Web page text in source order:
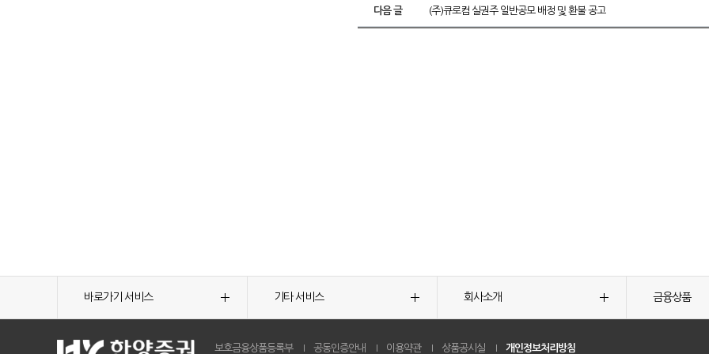
다음 글 (주)큐로컴 실권주 일반공모 배정 및 환불 공고
바로가기 서비스 기타 서비스 회사소개 금융상품
보호금융상품등록부 공동인증안내 이용약관 상품공시실 개인정보처리방침